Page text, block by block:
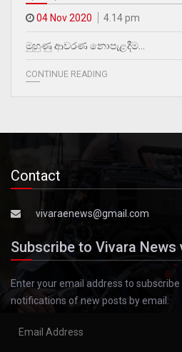
04 Nov 2020 4.14 pm
මුහුණු ආවරණ නොපැළදීම…
CONTINUE READING
Contact
vivaraenews@gmail.com
Subscribe to Vivara News
Enter your email address to
notifications of new posts by email.